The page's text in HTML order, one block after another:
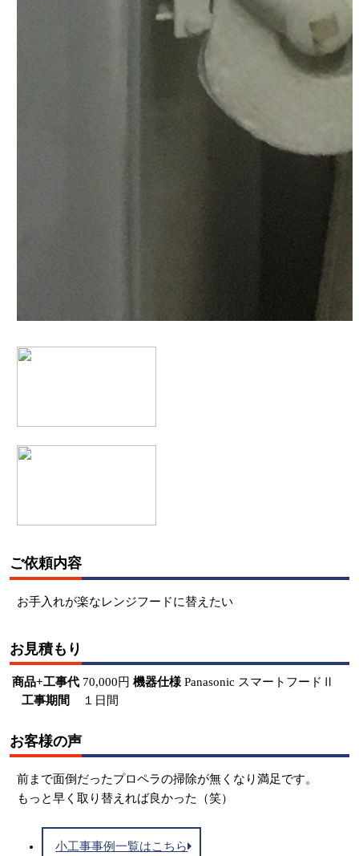
ご依頼内容
お手入れが楽なレンジフードに替えたい
お見積もり
商品+工事代 70,000円 機器仕様 Panasonic スマートフードⅡ
工事期間
１日間
お客様の声
前まで面倒だったプロペラの掃除が無くなり満足です。
もっと早く取り替えれば良かった（笑）
小工事事例一覧はこちら